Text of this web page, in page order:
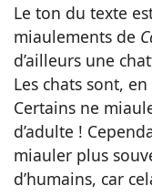
Le ton du texte
miaulements de
d’ailleurs une
Les chats sont,
Certains ne
d’adulte !
miauler plus
d’humains, car